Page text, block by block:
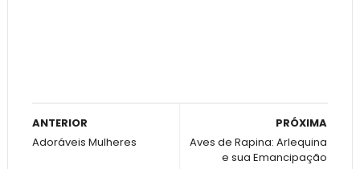
PRÓXIMA
Aves de Rapina: Arlequina
e sua Emancipação
ANTERIOR
Adoráveis Mulheres